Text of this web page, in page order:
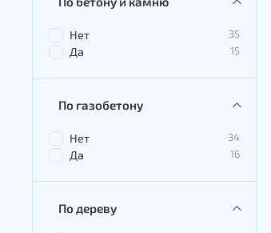
Нет 35
Да 15
По газобетону
Нет 34
Да 16
По дереву